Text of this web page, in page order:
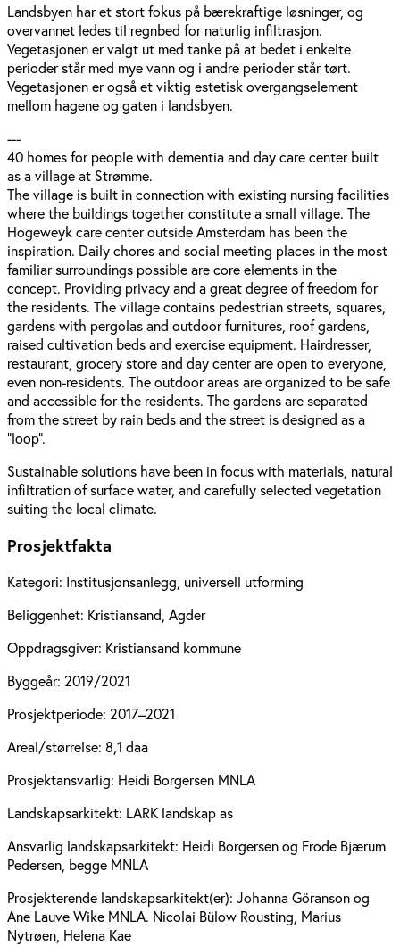
Landsbyen har et stort fokus på bærekraftige løsninger, og
overvannet ledes til regnbed for naturlig infiltrasjon.
Vegetasjonen er valgt ut med tanke på at bedet i enkelte
perioder står med mye vann og i andre perioder står tørt.
Vegetasjonen er også et viktig estetisk overgangselement
mellom hagene og gaten i landsbyen.
---
40 homes for people with dementia and day care center built
as a village at Strømme.
The village is built in connection with existing nursing facilities
where the buildings together constitute a small village. The
Hogeweyk care center outside Amsterdam has been the
inspiration. Daily chores and social meeting places in the most
familiar surroundings possible are core elements in the
concept. Providing privacy and a great degree of freedom for
the residents. The village contains pedestrian streets, squares,
gardens with pergolas and outdoor furnitures, roof gardens,
raised cultivation beds and exercise equipment. Hairdresser,
restaurant, grocery store and day center are open to everyone,
even non-residents. The outdoor areas are organized to be safe
and accessible for the residents. The gardens are separated
from the street by rain beds and the street is designed as a
"loop”.
Sustainable solutions have been in focus with materials, natural
infiltration of surface water, and carefully selected vegetation
suiting the local climate.
Prosjektfakta
Kategori: Institusjonsanlegg, universell utforming
Beliggenhet: Kristiansand, Agder
Oppdragsgiver: Kristiansand kommune
Byggeår: 2019/2021
Prosjektperiode: 2017–2021
Areal/størrelse: 8,1 daa
Prosjektansvarlig: Heidi Borgersen MNLA
Landskapsarkitekt: LARK landskap as
Ansvarlig landskapsarkitekt: Heidi Borgersen og Frode Bjærum
Pedersen, begge MNLA
Prosjekterende landskapsarkitekt(er): Johanna Göranson og
Ane Lauve Wike MNLA. Nicolai Bülow Rousting, Marius
Nytrøen, Helena Kae